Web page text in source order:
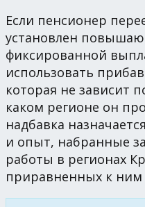
Если пенсионер
установлен
фиксированной
использовать
которая не зависит
каком регионе он
надбавка
и опыт, набранные
работы в регионах
приравненных к ним